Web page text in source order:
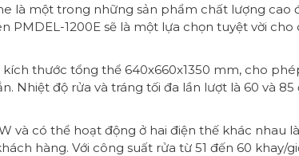
là một trong những sản phẩm chất lượng cao
1200E sẽ là một lựa chọn tuyệt vời cho
thước tổng thể 640x660x1350 mm, cho
Nhiệt độ rửa và tráng tối đa lần lượt là 60 và
và có thể hoạt động ở hai điện thế khác nhau
hàng. Với công suất rửa từ 51 đến 60 khay/